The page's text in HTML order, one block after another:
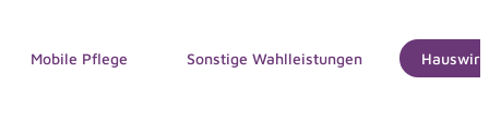
Mobile Pflege Sonstige Wahlleistungen